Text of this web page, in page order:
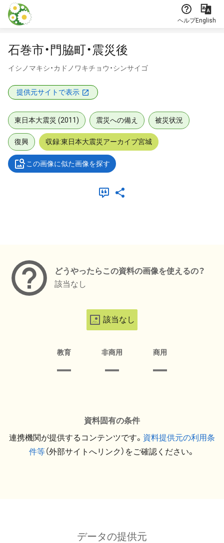
本文に飛ぶ
ヘルプEnglish
石巻市・門脇町・震災後
イシノマキシ・カドノワキチョウ・シンサイゴ
提供元サイトで表示
東日本大震災 (2011) 震災への備え 被災状況
復興 収録:東日本大震災アーカイブ宮城
この画像に似た画像を探す
どうやったらこの資料の画像を使えるの？
該当なし
該当なし
教育 非商用 商用
資料固有の条件
連携機関が提供するコンテンツです。 資料提供元の利用条
件等（外部サイトへリンク）をご確認ください。
データの提供元